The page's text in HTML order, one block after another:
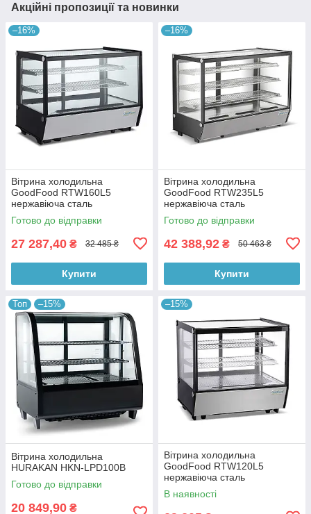
Акційні пропозиції та новинки
–16%
Вітрина холодильна
GoodFood RTW160L5
нержавіюча сталь
Готово до відправки
27 287,40 ₴ 32 485 ₴
Купити
–16%
Вітрина холодильна
GoodFood RTW235L5
нержавіюча сталь
Готово до відправки
42 388,92 ₴ 50 463 ₴
Купити
Топ –15%
Вітрина холодильна
HURAKAN HKN-LPD100B
Готово до відправки
20 849,90 ₴
–15%
Вітрина холодильна
GoodFood RTW120L5
нержавіюча сталь
В наявності